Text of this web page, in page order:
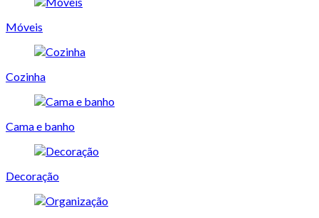
Móveis
Cozinha
Cama e banho
Decoração